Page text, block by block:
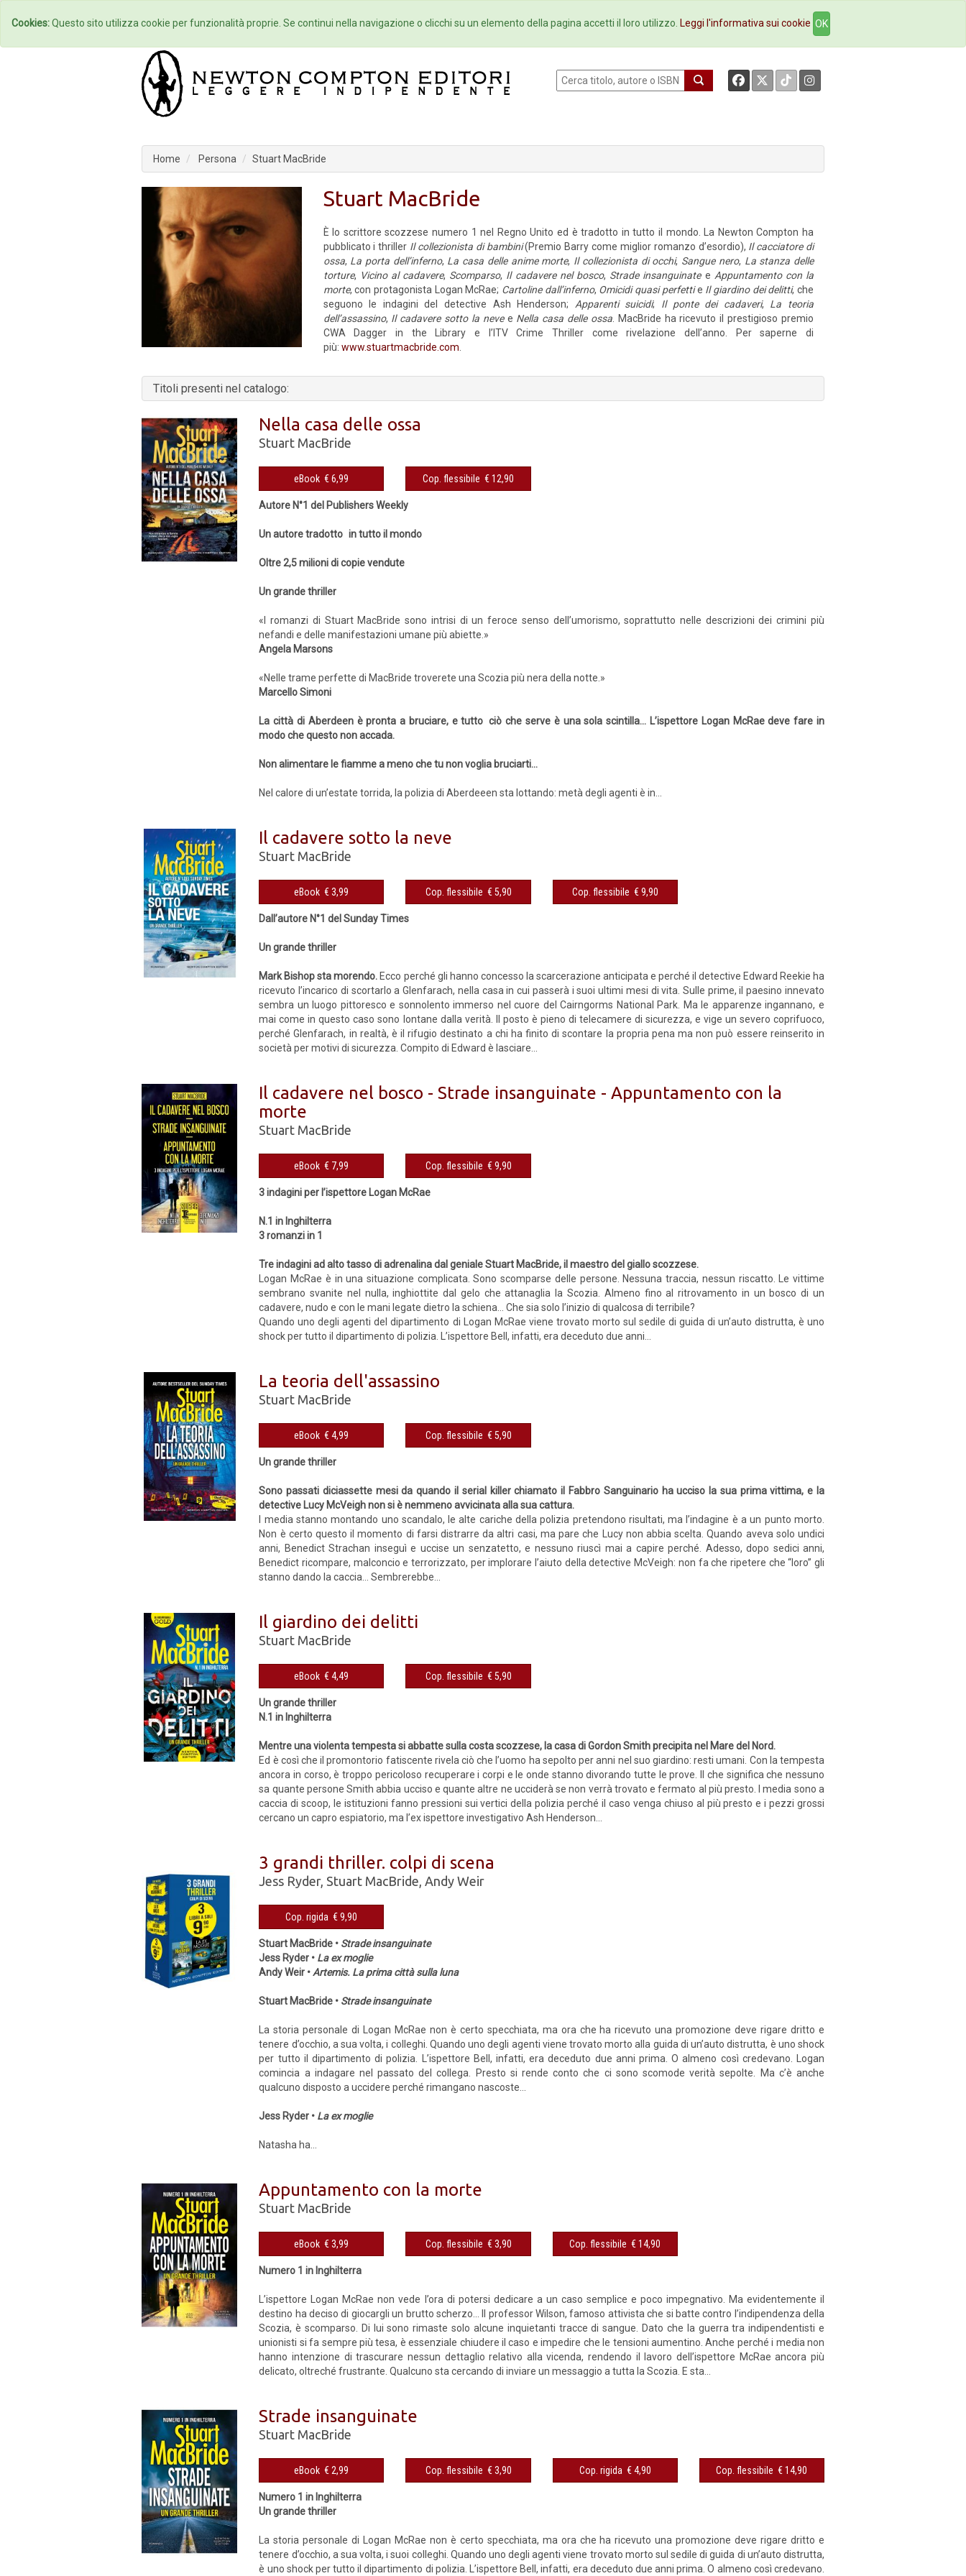
Home Autori Eventi Collane Newsletter Ebookstore Contatti
Home Persona Stuart MacBride
Stuart MacBride
È lo scrittore scozzese numero 1 nel Regno Unito ed è tradotto in tutto il mondo. La Newton Compton ha
pubblicato i thriller Il collezionista di bambini(Premio Barry come miglior romanzo d’esordio), Il cacciatore di
ossa, La porta dell’inferno, La casa delle anime morte, Il collezionista di occhi, Sangue nero, La stanza delle
torture, Vicino al cadavere, Scomparso, Il cadavere nel bosco, Strade insanguinatee Appuntamento con la
morte, con protagonista Logan McRae; Cartoline dall’inferno, Omicidi quasi perfettie Il giardino dei delitti, che
seguono le indagini del detective Ash Henderson; Apparenti suicidi; Il ponte dei cadaveri, La teoria
dell’assassino, Il cadavere sotto la neve e Nella casa delle ossa. MacBride ha ricevuto il prestigioso premio
CWA Dagger in the Library e l’ITV Crime Thriller come rivelazione dell’anno. Per saperne di
più: www.stuartmacbride.com
Titoli presenti nel catalogo:
Nella casa delle ossa
Stuart MacBride
eBook € 6,99 Cop. flessibile € 12,90
Autore N°1 del Publishers Weekly
Un autore tradotto in tutto il mondo
Oltre 2,5 milioni di copie vendute
Un grande thriller
«I romanzi di Stuart MacBride sono intrisi di un feroce senso dell’umorismo, soprattutto nelle descrizioni dei crimini più
nefandi e delle manifestazioni umane più abiette.»
Angela Marsons
«Nelle trame perfette di MacBride troverete una Scozia più nera della notte.»
Marcello Simoni
La città di Aberdeen è pronta a bruciare, e tutto ciò che serve è una sola scintilla... L’ispettore Logan McRae deve fare in
modo che questo non accada.
Non alimentare le fiamme a meno che tu non voglia bruciarti…
Nel calore di un’estate torrida, la polizia di Aberdeeen sta lottando: metà degli agenti è in...
Il cadavere sotto la neve
Stuart MacBride
eBook € 3,99 Cop. flessibile € 5,90 Cop. flessibile € 9,90
Dall’autore N°1 del Sunday Times
Un grande thriller
Mark Bishop sta morendo. Ecco perché gli hanno concesso la scarcerazione anticipata e perché il detective Edward Reekie ha
ricevuto l’incarico di scortarlo a Glenfarach, nella casa in cui passerà i suoi ultimi mesi di vita. Sulle prime, il paesino innevato
sembra un luogo pittoresco e sonnolento immerso nel cuore del Cairngorms National Park. Ma le apparenze ingannano, e
mai come in questo caso sono lontane dalla verità. Il posto è pieno di telecamere di sicurezza, e vige un severo coprifuoco,
perché Glenfarach, in realtà, è il rifugio destinato a chi ha finito di scontare la propria pena ma non può essere reinserito in
società per motivi di sicurezza. Compito di Edward è lasciare...
Il cadavere nel bosco - Strade insanguinate - Appuntamento con la
morte
Stuart MacBride
eBook € 7,99 Cop. flessibile € 9,90
3 indagini per l’ispettore Logan McRae
N.1 in Inghilterra
3 romanzi in 1
Tre indagini ad alto tasso di adrenalina dal geniale Stuart MacBride, il maestro del giallo scozzese.
Logan McRae è in una situazione complicata. Sono scomparse delle persone. Nessuna traccia, nessun riscatto. Le vittime
sembrano svanite nel nulla, inghiottite dal gelo che attanaglia la Scozia. Almeno fino al ritrovamento in un bosco di un
cadavere, nudo e con le mani legate dietro la schiena… Che sia solo l’inizio di qualcosa di terribile?
Quando uno degli agenti del dipartimento di Logan McRae viene trovato morto sul sedile di guida di un’auto distrutta, è uno
shock per tutto il dipartimento di polizia. L’ispettore Bell, infatti, era deceduto due anni...
La teoria dell'assassino
Stuart MacBride
eBook € 4,99 Cop. flessibile € 5,90
Un grande thriller
Sono passati diciassette mesi da quando il serial killer chiamato il Fabbro Sanguinario ha ucciso la sua prima vittima, e la
detective Lucy McVeigh non si è nemmeno avvicinata alla sua cattura.
I media stanno montando uno scandalo, le alte cariche della polizia pretendono risultati, ma l’indagine è a un punto morto.
Non è certo questo il momento di farsi distrarre da altri casi, ma pare che Lucy non abbia scelta. Quando aveva solo undici
anni, Benedict Strachan inseguì e uccise un senzatetto, e nessuno riuscì mai a capire perché. Adesso, dopo sedici anni,
Benedict ricompare, malconcio e terrorizzato, per implorare l’aiuto della detective McVeigh: non fa che ripetere che “loro” gli
stanno dando la caccia… Sembrerebbe...
Il giardino dei delitti
Stuart MacBride
eBook € 4,49 Cop. flessibile € 5,90
Un grande thriller
N.1 in Inghilterra
Mentre una violenta tempesta si abbatte sulla costa scozzese, la casa di Gordon Smith precipita nel Mare del Nord.
Ed è così che il promontorio fatiscente rivela ciò che l’uomo ha sepolto per anni nel suo giardino: resti umani. Con la tempesta
ancora in corso, è troppo pericoloso recuperare i corpi e le onde stanno divorando tutte le prove. Il che significa che nessuno
sa quante persone Smith abbia ucciso e quante altre ne ucciderà se non verrà trovato e fermato al più presto. I media sono a
caccia di scoop, le istituzioni fanno pressioni sui vertici della polizia perché il caso venga chiuso al più presto e i pezzi grossi
cercano un capro espiatorio, ma l’ex ispettore investigativo Ash Henderson...
3 grandi thriller. colpi di scena
Jess Ryder, Stuart MacBride,Andy Weir
Cop. rigida € 9,90
Stuart MacBride • Strade insanguinate
Jess Ryder • La ex moglie
Andy Weir • Artemis. La prima città sulla luna
Stuart MacBride • Strade insanguinate
La storia personale di Logan McRae non è certo specchiata, ma ora che ha ricevuto una promozione deve rigare dritto e
tenere d’occhio, a sua volta, i colleghi. Quando uno degli agenti viene trovato morto alla guida di un’auto distrutta, è uno shock
per tutto il dipartimento di polizia. L’ispettore Bell, infatti, era deceduto due anni prima. O almeno così credevano. Logan
comincia a indagare nel passato del collega. Presto si rende conto che ci sono scomode verità sepolte. Ma c’è anche
qualcuno disposto a uccidere perché rimangano nascoste...
Jess Ryder • La ex moglie
Natasha ha...
Appuntamento con la morte
Stuart MacBride
eBook € 3,99 Cop. flessibile € 3,90 Cop. flessibile € 14,90
Numero 1 in Inghilterra
L’ispettore Logan McRae non vede l’ora di potersi dedicare a un caso semplice e poco impegnativo. Ma evidentemente il
destino ha deciso di giocargli un brutto scherzo... Il professor Wilson, famoso attivista che si batte contro l’indipendenza della
Scozia, è scomparso. Di lui sono rimaste solo alcune inquietanti tracce di sangue. Dato che la guerra tra indipendentisti e
unionisti si fa sempre più tesa, è essenziale chiudere il caso e impedire che le tensioni aumentino. Anche perché i media non
hanno intenzione di trascurare nessun dettaglio relativo alla vicenda, rendendo il lavoro dell’ispettore McRae ancora più
delicato, oltreché frustrante. Qualcuno sta cercando di inviare un messaggio a tutta la Scozia. E sta...
Strade insanguinate
Stuart MacBride
eBook € 2,99 Cop. flessibile € 3,90 Cop. rigida € 4,90 Cop. flessibile € 14,90
Numero 1 in Inghilterra
Un grande thriller
La storia personale di Logan McRae non è certo specchiata, ma ora che ha ricevuto una promozione deve rigare dritto e
tenere d’occhio, a sua volta, i suoi colleghi. Quando uno degli agenti viene trovato morto sul sedile di guida di un’auto distrutta,
è uno shock per tutto il dipartimento di polizia. L’ispettore Bell, infatti, era deceduto due anni prima. O almeno così credevano.
Cookies:Questo sito utilizza cookie per funzionalità proprie. Se continui nella navigazione o clicchi su un elemento della pagina accetti il loro utilizzo. Leggi l'informativa sui cookie OK